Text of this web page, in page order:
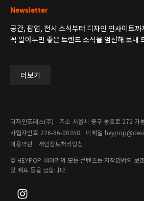
Newsletter
공간, 팝업, 전시 소식부터 디자인 인사이트까
꼭 알아두면 좋은 트렌드 소식을 엄선해 보내
더보기
디자인프레스(주) 주소 서울시 중구 동호로 272 가
사업자번호 226-86-00358​ 이메일
이용약관
개인정보처리방침
© HEYPOP 헤이팝의 모든 콘텐츠는 저작권법의 보
및 배포 등을 금합니다.